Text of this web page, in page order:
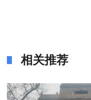
相关推荐